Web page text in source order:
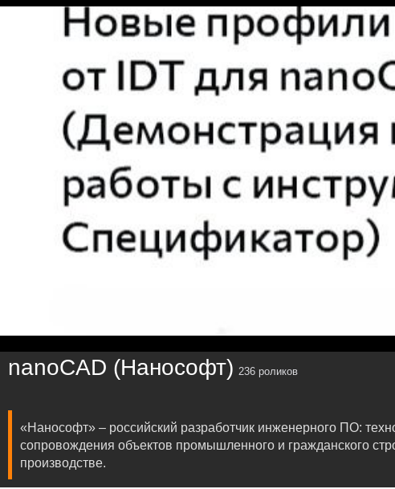
nanoCAD (Нанософт) 236 роликов
«Нанософт» – российский разработчик инженерного ПО:
сопровождения объектов промышленного и гражданского
производстве.